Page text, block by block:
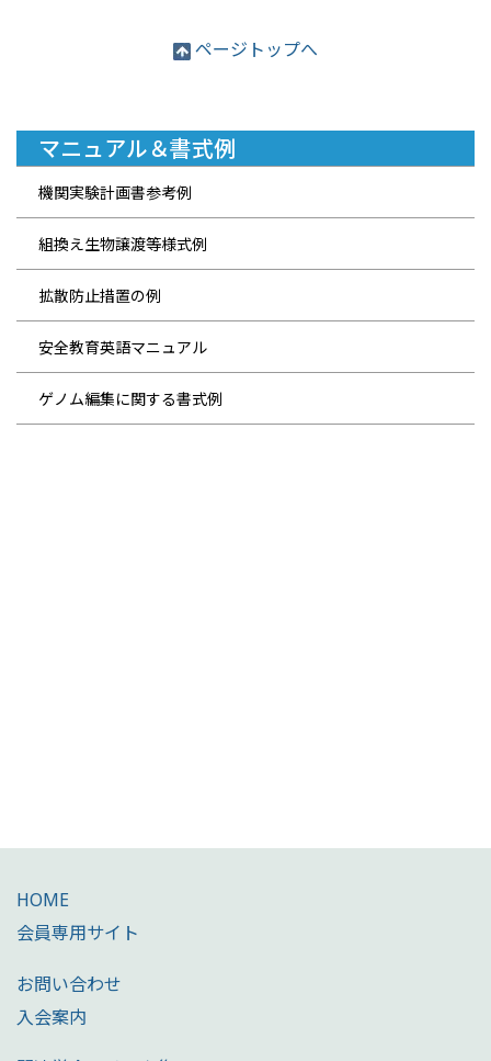
ページトップへ
マニュアル＆書式例
機関実験計画書参考例
組換え生物譲渡等様式例
拡散防止措置の例
安全教育英語マニュアル
ゲノム編集に関する書式例
HOME
会員専用サイト
お問い合わせ
入会案内